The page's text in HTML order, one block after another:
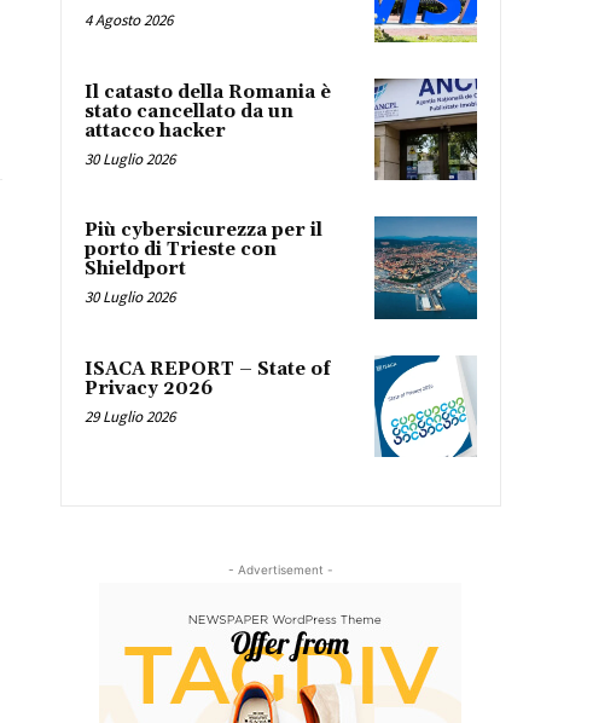
4 Agosto 2026
Il catasto della Romania è
stato cancellato da un
attacco hacker
30 Luglio 2026
Più cybersicurezza per il
porto di Trieste con
Shieldport
30 Luglio 2026
ISACA REPORT – State of
Privacy 2026
29 Luglio 2026
- Advertisement -